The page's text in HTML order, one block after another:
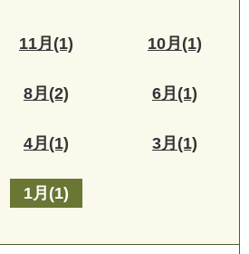
11月(1) 10月(1)
8月(2) 6月(1)
4月(1) 3月(1)
1月(1)